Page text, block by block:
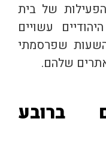
של בית
עשויים
שפרסמתי
שלהם.
ברובע